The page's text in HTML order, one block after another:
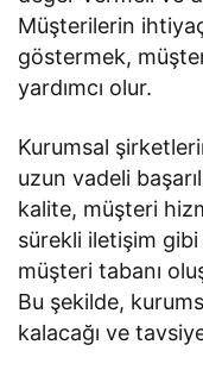
Müşterilerin
göstermek,
yardımcı olur.
Kurumsal
uzun vadeli
kalite, müşteri
sürekli iletişim
müşteri tabanı
Bu şekilde,
kalacağı ve